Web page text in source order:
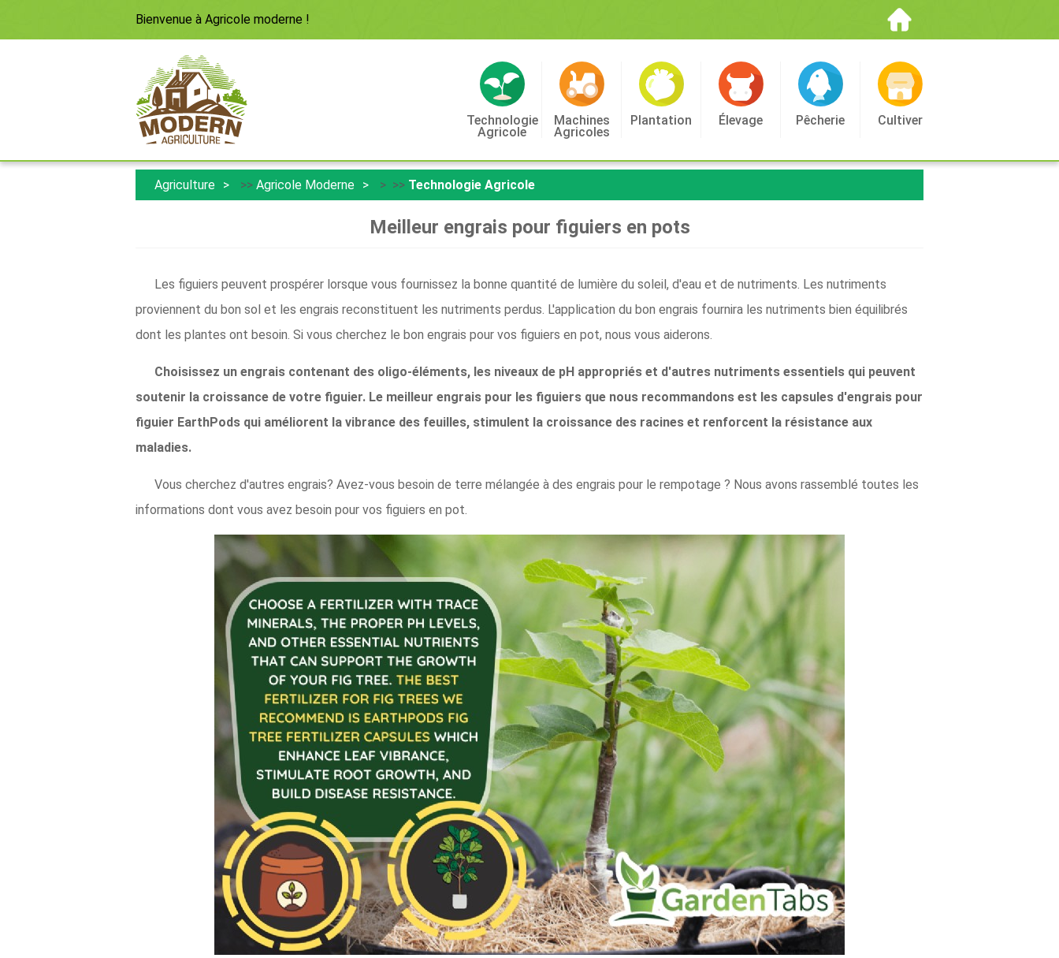
Bienvenue à Agricole moderne !
Technologie
Agricole
Machines
Agricoles
Plantation Élevage Pêcherie Cultiver
Agriculture >> Agricole Moderne > >> Technologie Agricole
Meilleur engrais pour figuiers en pots
Les figuiers peuvent prospérer lorsque vous fournissez la bonne quantité de lumière du soleil, d'eau et de nutriments. Les nutriments
proviennent du bon sol et les engrais reconstituent les nutriments perdus. L'application du bon engrais fournira les nutriments bien équilibrés
dont les plantes ont besoin. Si vous cherchez le bon engrais pour vos figuiers en pot, nous vous aiderons.
Choisissez un engrais contenant des oligo-éléments, les niveaux de pH appropriés et d'autres nutriments essentiels qui peuvent
soutenir la croissance de votre figuier. Le meilleur engrais pour les figuiers que nous recommandons est les capsules d'engrais pour
figuier EarthPods qui améliorent la vibrance des feuilles, stimulent la croissance des racines et renforcent la résistance aux
maladies.
Vous cherchez d'autres engrais? Avez-vous besoin de terre mélangée à des engrais pour le rempotage ? Nous avons rassemblé toutes les
informations dont vous avez besoin pour vos figuiers en pot.